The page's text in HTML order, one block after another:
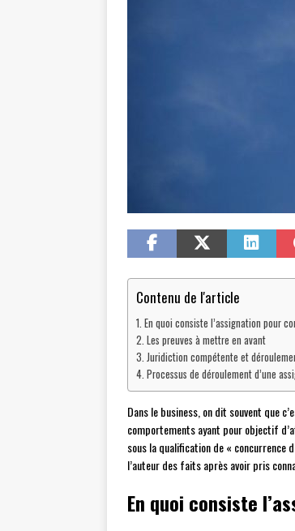
Contenu de l'article
En quoi consiste l’assignation pour
Les preuves à mettre en avant
Juridiction compétente et
Processus de déroulement d’une
Dans le business, on dit souvent que
comportements ayant pour objectif
sous la qualification de « concurrence
l’auteur des faits après avoir pris
En quoi consiste